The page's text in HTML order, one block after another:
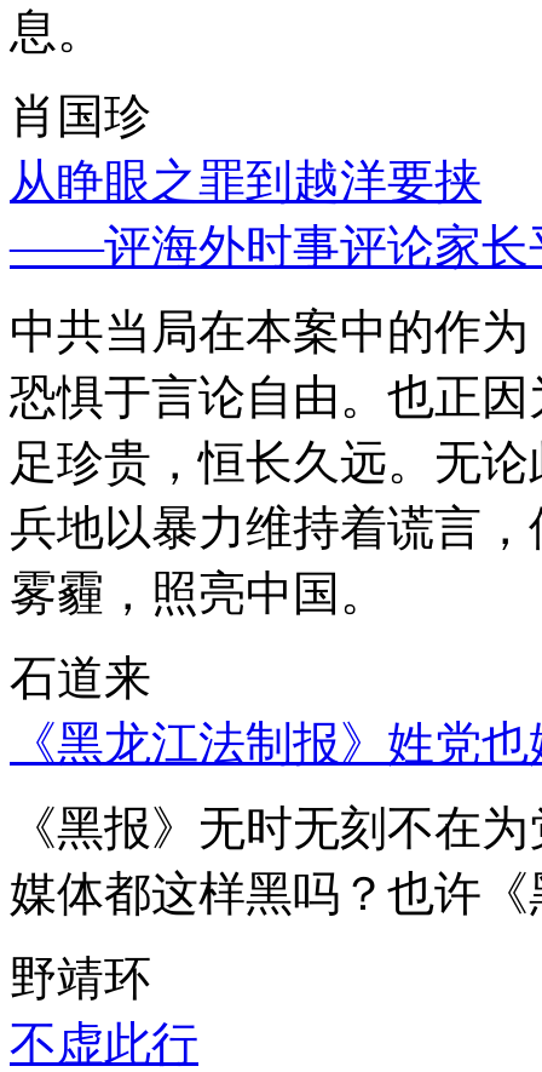
息。
肖国珍
从睁眼之罪到越洋要挟
——评海外时事评论家长
中共当局在本案中的作
恐惧于言论自由。也正
足珍贵，恒长久远。无
兵地以暴力维持着谎言
雾霾，照亮中国。
石道来
《黑龙江法制报》姓党
《黑报》无时无刻不在
媒体都这样黑吗？也许
野靖环
不虚此行